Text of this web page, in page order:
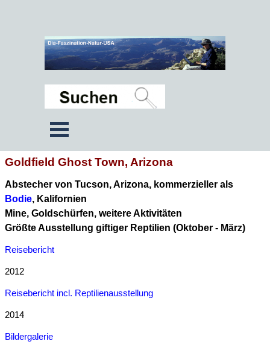
Goldfield Ghost Town, Arizona
Abstecher von Tucson, Arizona, kommerzieller als
Bodie, Kalifornien
Mine, Goldschürfen, weitere Aktivitäten
Größte Ausstellung giftiger Reptilien (Oktober - März)
Reisebericht
2012
Reisebericht incl. Reptilienausstellung
2014
Bildergalerie